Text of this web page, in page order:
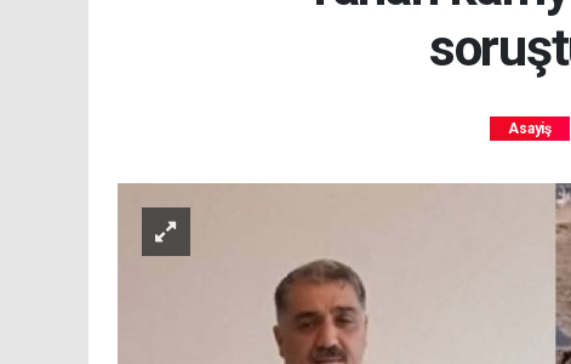
Asayiş